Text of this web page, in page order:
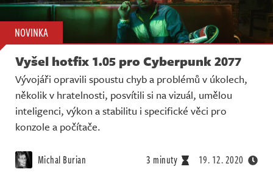
NOVINKA
Vyšel hotfix 1.05 pro Cyberpunk 2077
Vývojáři opravili spoustu chyb a problémů v úkolech,
několik v hratelnosti, posvítili si na vizuál, umělou
inteligenci, výkon a stabilitu i specifické věci pro
konzole a počítače.
Michal Burian 3 minuty 19. 12. 2020